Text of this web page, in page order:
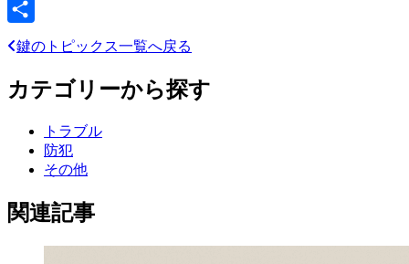
Line
共
鍵のトピックス一覧へ戻る
カテゴリーから探す
トラブル
防犯
その他
関連記事